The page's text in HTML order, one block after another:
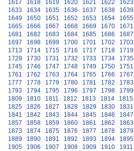
1617
1618 1619 1620 1621 1622 1623
1633
1634 1635 1636 1637 1638 1639
1649
1650 1651 1652 1653 1654 1655
1665
1666 1667 1668 1669 1670 1671
1681
1682 1683 1684 1685 1686 1687
1697
1698 1699 1700 1701 1702 1703
1713
1714 1715 1716 1717 1718 1719
1729
1730 1731 1732 1733 1734 1735
1745
1746 1747 1748 1749 1750 1751
1761
1762 1763 1764 1765 1766 1767
1777
1778 1779 1780 1781 1782 1783
1793
1794 1795 1796 1797 1798 1799
1809
1810 1811 1812 1813 1814 1815
1825
1826 1827 1828 1829 1830 1831
1841
1842 1843 1844 1845 1846 1847
1857
1858 1859 1860 1861 1862 1863
1873
1874 1875 1876 1877 1878 1879
1889
1890 1891 1892 1893 1894 1895
1905
1906 1907 1908 1909 1910 1911